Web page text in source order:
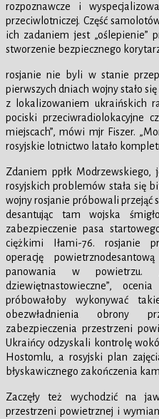
rozpoznawcze i
przeciwlotniczej. Część
ich zadaniem jest „oślepienie”
stworzenie bezpiecznego
rosjanie nie byli w stanie
pierwszych dniach wojny stało
z lokalizowaniem ukraińskich
pociski przeciwradiolokacyjne
miejscach”, mówi mjr Fiszer.
rosyjskie lotnictwo latało
Zdaniem ppłk Modrzewskiego,
rosyjskich problemów stała się
wojny rosjanie próbowali przejąć
desantując tam wojska
zabezpieczenie pasa
ciężkimi Iłami-76. rosjanie
operację
panowania w powietrzu.
dziewiętnastowieczne”,
próbowałoby wykonywać
obezwładnienia obrony
zabezpieczenia przestrzeni
Ukraińcy odzyskali kontrolę
Hostomlu, a rosyjski plan
błyskawicznego zakończenia
Zaczęły też wychodzić na
przestrzeni powietrznej i